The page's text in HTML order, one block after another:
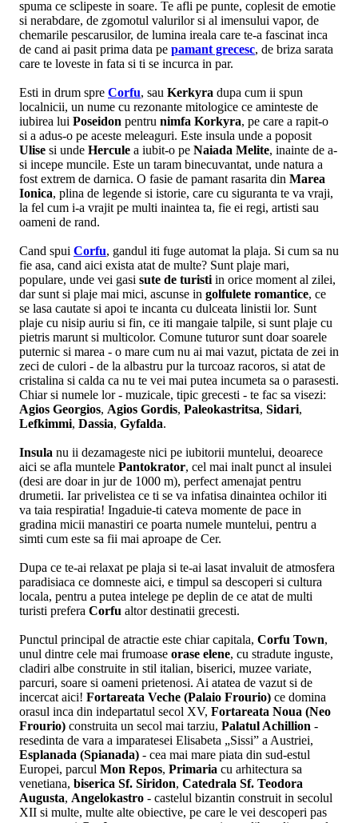
spuma ce sclipeste in soare. Te afli pe punte, coplesit de emotie
si nerabdare, de zgomotul valurilor si al imensului vapor, de
chemarile pescarusilor, de lumina ireala care te-a fascinat inca
de cand ai pasit prima data pe pamant grecesc, de briza sarata
care te loveste in fata si ti se incurca in par.
Esti in drum spre Corfu, sau Kerkyra dupa cum ii spun
localnicii, un nume cu rezonante mitologice ce aminteste de
iubirea lui Poseidon pentru nimfa Korkyra, pe care a rapit-o
si a adus-o pe aceste meleaguri. Este insula unde a poposit
Ulise si unde Hercule a iubit-o pe Naiada Melite, inainte de a-
si incepe muncile. Este un taram binecuvantat, unde natura a
fost extrem de darnica. O fasie de pamant rasarita din Marea
Ionica, plina de legende si istorie, care cu siguranta te va vraji,
la fel cum i-a vrajit pe multi inaintea ta, fie ei regi, artisti sau
oameni de rand.
Cand spui Corfu, gandul iti fuge automat la plaja. Si cum sa nu
fie asa, cand aici exista atat de multe? Sunt plaje mari,
populare, unde vei gasi sute de turisti in orice moment al zilei,
dar sunt si plaje mai mici, ascunse in golfulete romantice, ce
se lasa cautate si apoi te incanta cu dulceata linistii lor. Sunt
plaje cu nisip auriu si fin, ce iti mangaie talpile, si sunt plaje cu
pietris marunt si multicolor. Comune tuturor sunt doar soarele
puternic si marea - o mare cum nu ai mai vazut, pictata de zei in
zeci de culori - de la albastru pur la turcoaz racoros, si atat de
cristalina si calda ca nu te vei mai putea incumeta sa o parasesti.
Chiar si numele lor - muzicale, tipic grecesti - te fac sa visezi:
Agios Georgios, Agios Gordis, Paleokastritsa, Sidari,
Lefkimmi, Dassia, Gyfalda.
Insula nu ii dezamageste nici pe iubitorii muntelui, deoarece
aici se afla muntele Pantokrator, cel mai inalt punct al insulei
(desi are doar in jur de 1000 m), perfect amenajat pentru
drumetii. Iar privelistea ce ti se va infatisa dinaintea ochilor iti
va taia respiratia! Ingaduie-ti cateva momente de pace in
gradina micii manastiri ce poarta numele muntelui, pentru a
simti cum este sa fii mai aproape de Cer.
Dupa ce te-ai relaxat pe plaja si te-ai lasat invaluit de atmosfera
paradisiaca ce domneste aici, e timpul sa descoperi si cultura
locala, pentru a putea intelege pe deplin de ce atat de multi
turisti prefera Corfu altor destinatii grecesti.
Punctul principal de atractie este chiar capitala, Corfu Town,
unul dintre cele mai frumoase orase elene, cu stradute inguste,
cladiri albe construite in stil italian, biserici, muzee variate,
parcuri, soare si oameni prietenosi. Ai atatea de vazut si de
incercat aici! Fortareata Veche (Palaio Frourio) ce domina
orasul inca din indepartatul secol XV, Fortareata Noua (Neo
Frourio) construita un secol mai tarziu, Palatul Achillion -
resedinta de vara a imparatesei Elisabeta „Sissi” a Austriei,
Esplanada (Spianada) - cea mai mare piata din sud-estul
Europei, parcul Mon Repos, Primaria cu arhitectura sa
venetiana, biserica Sf. Siridon, Catedrala Sf. Teodora
Augusta, Angelokastro - castelul bizantin construit in secolul
XII si multe, multe alte obiective, pe care le vei descoperi pas